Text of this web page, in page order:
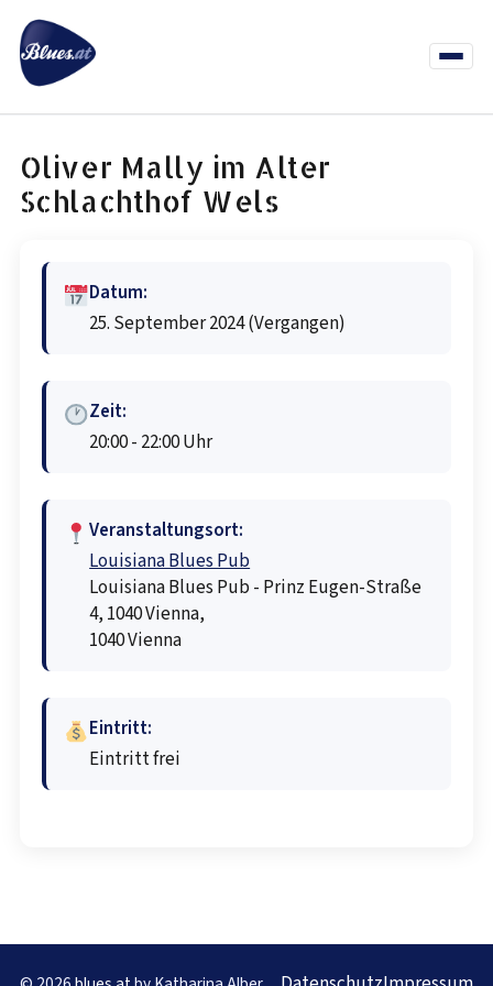
Inhalt
springen
Menü
Oliver Mally im Alter
Schlachthof Wels
Datum:
25. September 2024(Vergangen)
Zeit:
20:00 - 22:00 Uhr
Veranstaltungsort:
Louisiana Blues Pub
Louisiana Blues Pub - Prinz Eugen-Straße
4, 1040 Vienna,
1040 Vienna
Eintritt:
Eintritt frei